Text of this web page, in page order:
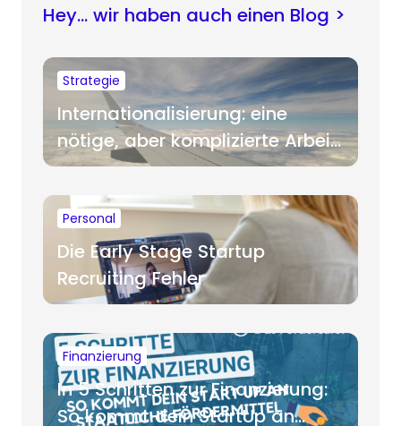
Hey… wir haben auch einen Blog >
Strategie
Internationalisierung: eine
nötige, aber komplizierte Arbeit
für Startups
Personal
Die Early Stage Startup
Recruiting Fehler
Finanzierung
In 5 Schritten zur Finanzierung:
So kommt dein StartUp an